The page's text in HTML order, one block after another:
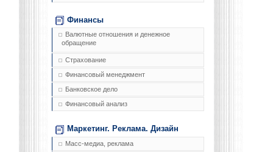
Финансы
Валютные отношения и денежное
обращение
Страхование
Финансовый менеджмент
Банковское дело
Финансовый анализ
Маркетинг. Реклама. Дизайн
Масс-медиа, реклама